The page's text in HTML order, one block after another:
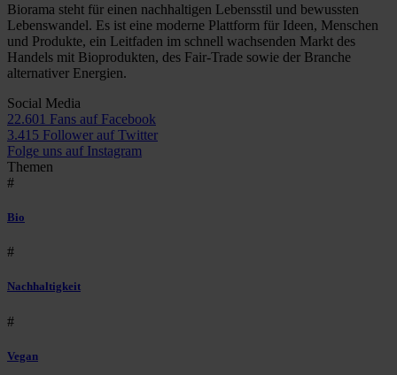
Biorama steht für einen nachhaltigen Lebensstil und bewussten
Lebenswandel. Es ist eine moderne Plattform für Ideen, Menschen
und Produkte, ein Leitfaden im schnell wachsenden Markt des
Handels mit Bioprodukten, des Fair-Trade sowie der Branche
alternativer Energien.
Social Media
22.601 Fans auf Facebook
3.415 Follower auf Twitter
Folge uns auf Instagram
Themen
#
Bio
#
Nachhaltigkeit
#
Vegan